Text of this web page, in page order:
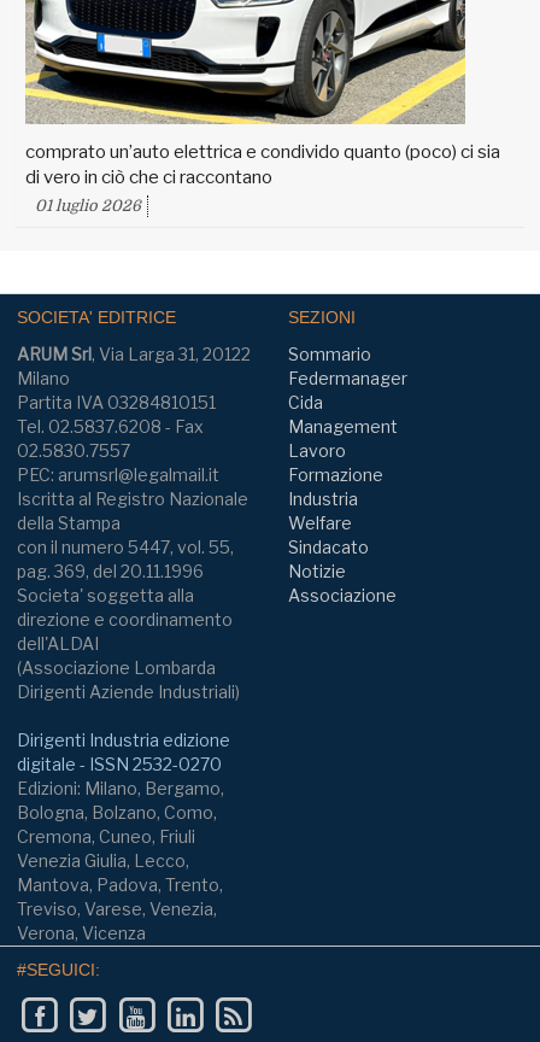
comprato un’auto elettrica e condivido quanto (poco) ci sia
di vero in ciò che ci raccontano
01 luglio 2026
SOCIETA' EDITRICE
ARUM Srl, Via Larga 31, 20122
Milano
Partita IVA 03284810151
Tel. 02.5837.6208 - Fax
02.5830.7557
PEC: arumsrl@legalmail.it
Iscritta al Registro Nazionale
della Stampa
con il numero 5447, vol. 55,
pag. 369, del 20.11.1996
Societa' soggetta alla
direzione e coordinamento
dell'ALDAI
(Associazione Lombarda
Dirigenti Aziende Industriali)
Dirigenti Industria edizione
digitale - ISSN 2532-0270
Edizioni: Milano, Bergamo,
Bologna, Bolzano, Como,
Cremona, Cuneo, Friuli
Venezia Giulia, Lecco,
Mantova, Padova, Trento,
Treviso, Varese, Venezia,
Verona, Vicenza
SEZIONI
Sommario
Federmanager
Cida
Management
Lavoro
Formazione
Industria
Welfare
Sindacato
Notizie
Associazione
#SEGUICI: